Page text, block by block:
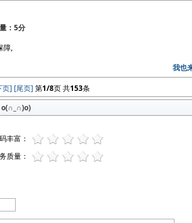
：5分
障,
我也
页] [尾页] 第1/8页 共153条
o(∩_∩)o)
丰富：
质量：